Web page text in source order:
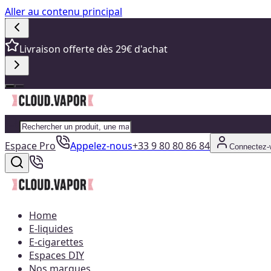
Aller au contenu principal
Livraison offerte dès 29€ d'achat
Espace Pro Appelez-nous+33 9 80 80 86 84 Connectez-
Home
E-liquides
E-cigarettes
Espaces DIY